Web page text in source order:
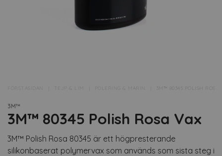
FÖRSTASIDAN TEJP & LIM POLERING & MARIN 3M™ 80345 POLISH ROSA
3M™
3M™ 80345 Polish Rosa Vax
3M™ Polish Rosa 80345 är ett högpresterande
silikonbaserat polymervax som används som sista steg i